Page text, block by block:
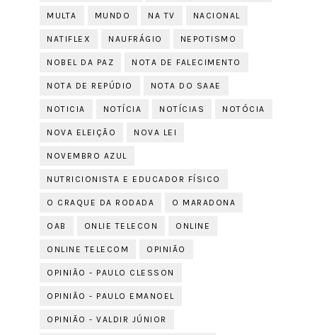
MULTA MUNDO NA TV NACIONAL
NATIFLEX NAUFRÁGIO NEPOTISMO
NOBEL DA PAZ NOTA DE FALECIMENTO
NOTA DE REPÚDIO NOTA DO SAAE
NOTICIA NOTÍCIA NOTÍCIAS NOTÓCIA
NOVA ELEIÇÃO NOVA LEI
NOVEMBRO AZUL
NUTRICIONISTA E EDUCADOR FÍSICO
O CRAQUE DA RODADA O MARADONA
OAB ONLIE TELECON ONLINE
ONLINE TELECOM OPINIÃO
OPINIÃO - PAULO CLESSON
OPINIÃO - PAULO EMANOEL
OPINIÃO - VALDIR JÚNIOR